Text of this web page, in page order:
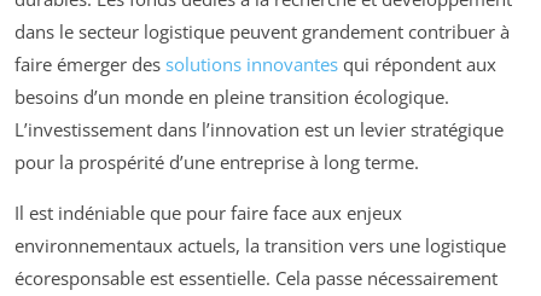
dans le secteur logistique peuvent grandement contribuer à
faire émerger des solutions innovantes qui répondent aux
besoins d’un monde en pleine transition écologique.
L’investissement dans l’innovation est un levier stratégique
pour la prospérité d’une entreprise à long terme.
Il est indéniable que pour faire face aux enjeux
environnementaux actuels, la transition vers une logistique
écoresponsable est essentielle. Cela passe nécessairement